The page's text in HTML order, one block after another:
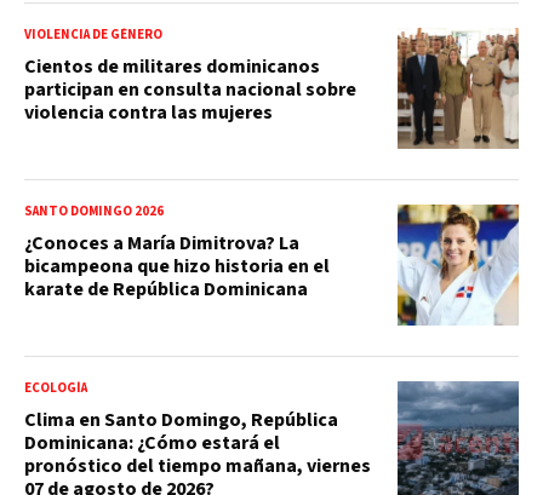
VIOLENCIA DE GÉNERO
Cientos de militares dominicanos
participan en consulta nacional sobre
violencia contra las mujeres
SANTO DOMINGO 2026
¿Conoces a María Dimitrova? La
bicampeona que hizo historia en el
karate de República Dominicana
ECOLOGÍA
Clima en Santo Domingo, República
Dominicana: ¿Cómo estará el
pronóstico del tiempo mañana, viernes
07 de agosto de 2026?